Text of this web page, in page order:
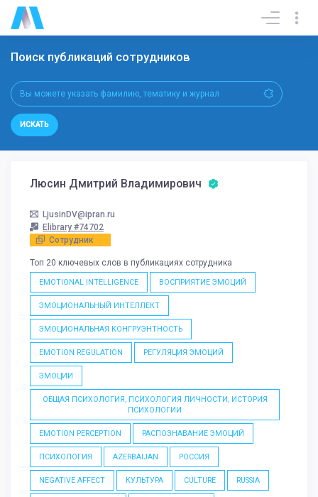
Поиск публикаций сотрудников
ИСКАТЬ
Люсин Дмитрий Владимирович
LjusinDV@ipran.ru
Elibrary #74702
Сотрудник
Топ 20 ключевых слов в публикациях сотрудника
EMOTIONAL INTELLIGENCE ВОСПРИЯТИЕ ЭМОЦИЙ
ЭМОЦИОНАЛЬНЫЙ ИНТЕЛЛЕКТ
ЭМОЦИОНАЛЬНАЯ КОНГРУЭНТНОСТЬ
EMOTION REGULATION РЕГУЛЯЦИЯ ЭМОЦИЙ
ЭМОЦИИ
ОБЩАЯ ПСИХОЛОГИЯ, ПСИХОЛОГИЯ ЛИЧНОСТИ, ИСТОРИЯ
ПСИХОЛОГИИ
EMOTION PERCEPTION РАСПОЗНАВАНИЕ ЭМОЦИЙ
ПСИХОЛОГИЯ AZERBAIJAN РОССИЯ
NEGATIVE AFFECT КУЛЬТУРА CULTURE RUSSIA